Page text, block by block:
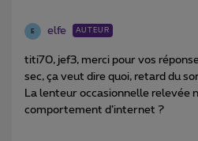
E elfe AUTEUR
titi70, jef3, merci pour vos
sec, ça veut dire quoi, retard du
La lenteur occasionnelle relevée
comportement d’internet ?